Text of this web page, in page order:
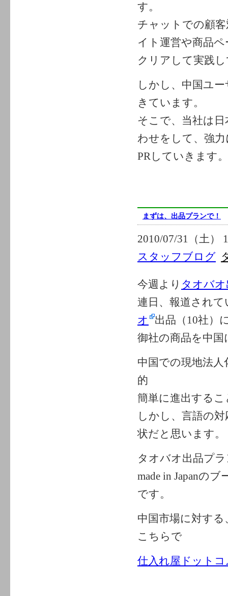
す。
チャットでの顧
イト運営や商品
クリアして実践
しかし、中国ユ
きています。
そこで、当社は
わせをして、強
PRしていきます。
まずは、出品プランで！
2010/07/31（土）
スタッフブログ
今週より タオバ
連日、報道され
オ
出品（10社）
御社の商品を中
中国での現地法
的
簡単に進出する
しかし、言語の
状だと思います。
タオバオ出品プ
made in Japanの
です。
中国市場に対す
こちらで
仕入れ屋ドット